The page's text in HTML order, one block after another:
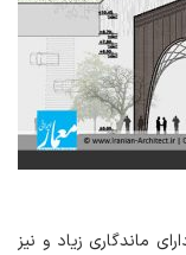
ماندگاری زیاد و نیز